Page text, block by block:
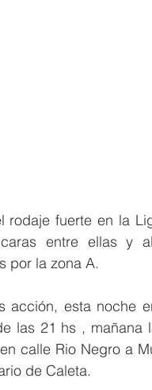
rodaje fuerte en la
entre ellas y
por la zona A.
acción, esta noche
las 21 hs , mañana
calle Rio Negro a
de Caleta.